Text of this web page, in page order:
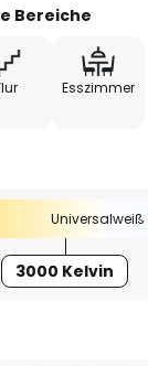
Bereiche
Esszimmer
Universalweiß
3000 Kelvin